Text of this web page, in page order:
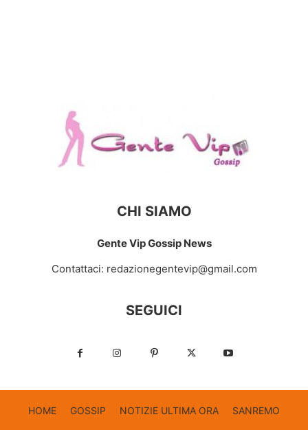
CHI SIAMO
Gente Vip Gossip News
Contattaci: redazionegentevip@gmail.com
SEGUICI
HOME GOSSIP NOTIZIE ULTIMA ORA SANREMO